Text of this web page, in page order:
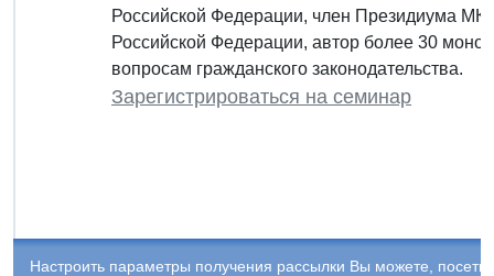
Российской Федерации, член Президиума
Российской Федерации, автор более 30
вопросам гражданского законодательства.
Зарегистрироваться на семинар
Настроить параметры получения рассылки Вы можете,